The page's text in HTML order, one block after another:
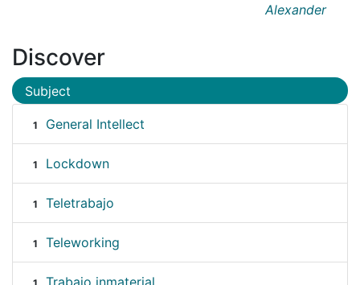
Alexander
Discover
Subject
1 General Intellect
1 Lockdown
1 Teletrabajo
1 Teleworking